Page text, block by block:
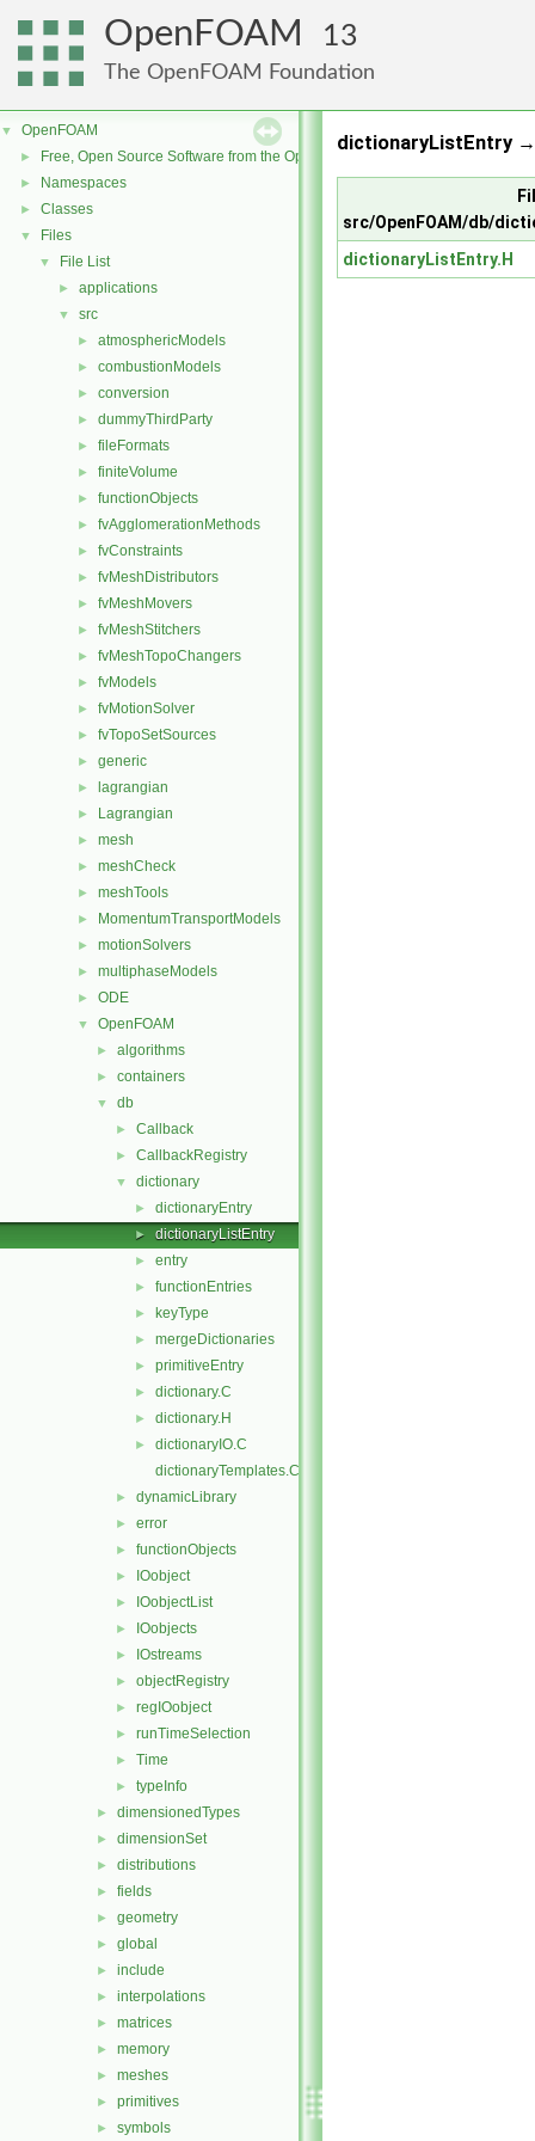
OpenFOAM 13
The OpenFOAM Foundation
▼ OpenFOAM
► Free, Open Source Software from the OpenFOAM Foundation
► Namespaces
► Classes
▼ Files
▼ File List
► applications
▼ src
► atmosphericModels
► combustionModels
► conversion
► dummyThirdParty
► fileFormats
► finiteVolume
► functionObjects
► fvAgglomerationMethods
► fvConstraints
► fvMeshDistributors
► fvMeshMovers
► fvMeshStitchers
► fvMeshTopoChangers
► fvModels
► fvMotionSolver
► fvTopoSetSources
► generic
► lagrangian
► Lagrangian
► mesh
► meshCheck
► meshTools
► MomentumTransportModels
► motionSolvers
► multiphaseModels
► ODE
▼ OpenFOAM
► algorithms
► containers
▼ db
► Callback
► CallbackRegistry
▼ dictionary
► dictionaryEntry
► dictionaryListEntry
► entry
► functionEntries
► keyType
► mergeDictionaries
► primitiveEntry
► dictionary.C
► dictionary.H
►
dictionaryIO.C
dictionaryTemplates.C
► dynamicLibrary
► error
► functionObjects
► IOobject
► IOobjectList
► IOobjects
► IOstreams
► objectRegistry
► regIOobject
► runTimeSelection
► Time
► typeInfo
► dimensionedTypes
► dimensionSet
► distributions
► fields
► geometry
► global
► include
► interpolations
► matrices
► memory
► meshes
► primitives
► symbols
dictionaryListEntry
src/OpenFOAM/db/
dictionaryListEntry.H